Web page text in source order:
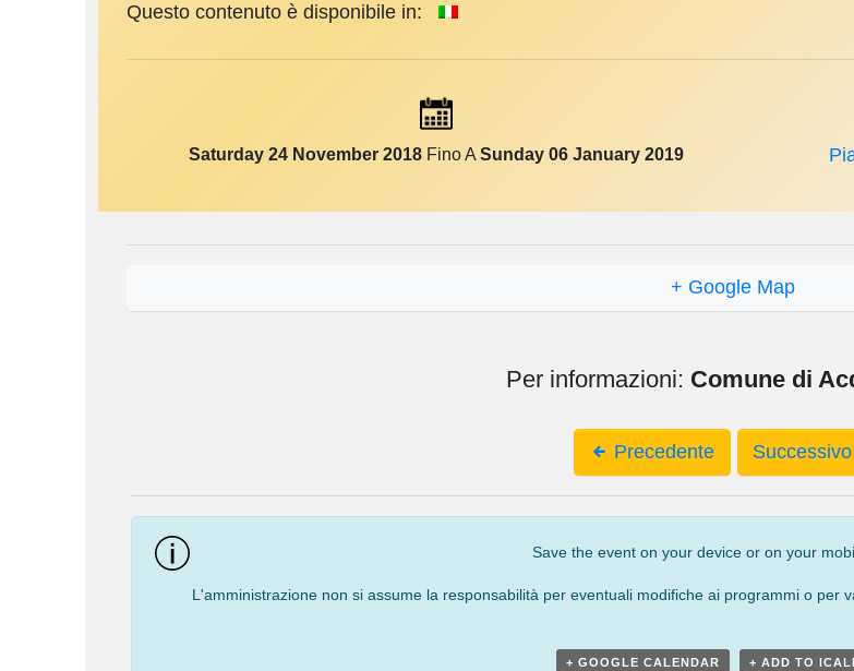
Questo contenuto è disponibile in:
Saturday 24 November 2018Fino A Sunday 06 January 2019
+ Google Map
Per informazioni: Comune di
Navigation
Precedente Successivo
Save the event on your device or on your
L'amministrazione non si assume la responsabilità per eventuali modifiche ai programmi o per
+ GOOGLE CALENDAR + ADD TO